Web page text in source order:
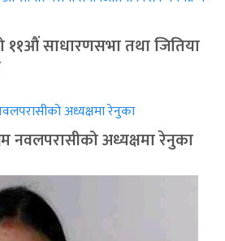
साधारणसभा तथा जितिया
नवलपरासीको अध्यक्षमा रेनुका